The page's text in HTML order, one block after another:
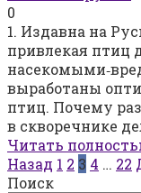
0
1. Издавна на
привлекая птиц
выработаны
птиц. Почему
в скворечнике
Читать
Пагинация
записей
Назад 1 2 3 4 … 22
Поиск